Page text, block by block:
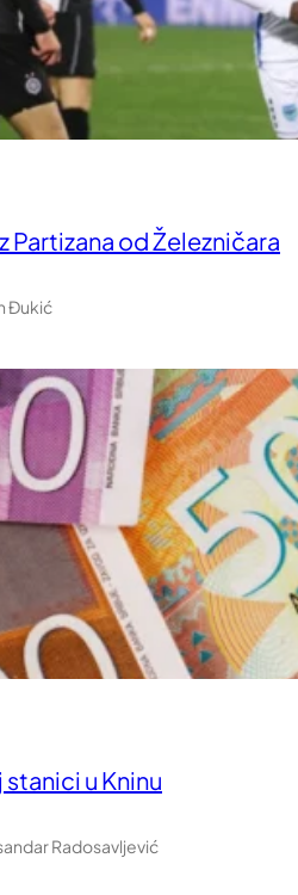
Partizana od Železničara
Đukić
u Kninu
Radosavljević